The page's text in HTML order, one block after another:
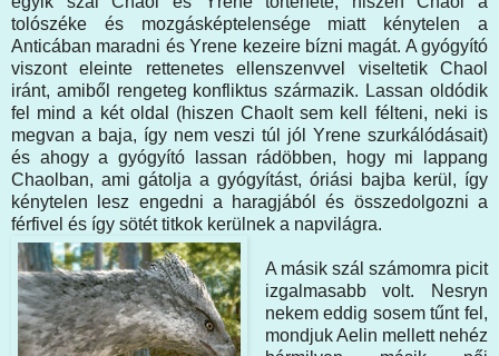
tolószéke és mozgásképtelensége miatt kénytelen a
Anticában maradni és Yrene kezeire bízni magát. A gyógyító
viszont eleinte rettenetes ellenszenvvel viseltetik Chaol
iránt, amiből rengeteg konfliktus származik. Lassan oldódik
fel mind a két oldal (hiszen Chaolt sem kell félteni, neki is
megvan a baja, így nem veszi túl jól Yrene szurkálódásait)
és ahogy a gyógyító lassan rádöbben, hogy mi lappang
Chaolban, ami gátolja a gyógyítást, óriási bajba kerül, így
kénytelen lesz engedni a haragjából és összedolgozni a
férfivel és így sötét titkok kerülnek a napvilágra.
A másik szál számomra picit
izgalmasabb volt. Nesryn
nekem eddig sosem tűnt fel,
mondjuk Aelin mellett nehéz